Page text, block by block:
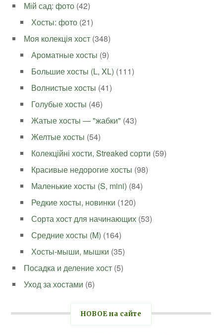
Мій сад: фото (42)
Хосты: фото (21)
Моя колекція хост (348)
Ароматные хосты (9)
Большие хосты (L, XL) (111)
Волнистые хосты (41)
Голубые хосты (46)
Жатые хосты — "жабки" (43)
Желтые хосты (54)
Колекційні хости, Streaked сорти (59)
Красивые недорогие хосты (98)
Маленькие хосты (S, mini) (84)
Редкие хосты, новинки (120)
Сорта хост для начинающих (53)
Средние хосты (M) (164)
Хосты-мыши, мышки (35)
Посадка и деление хост (5)
Уход за хостами (6)
НОВОЕ на сайте